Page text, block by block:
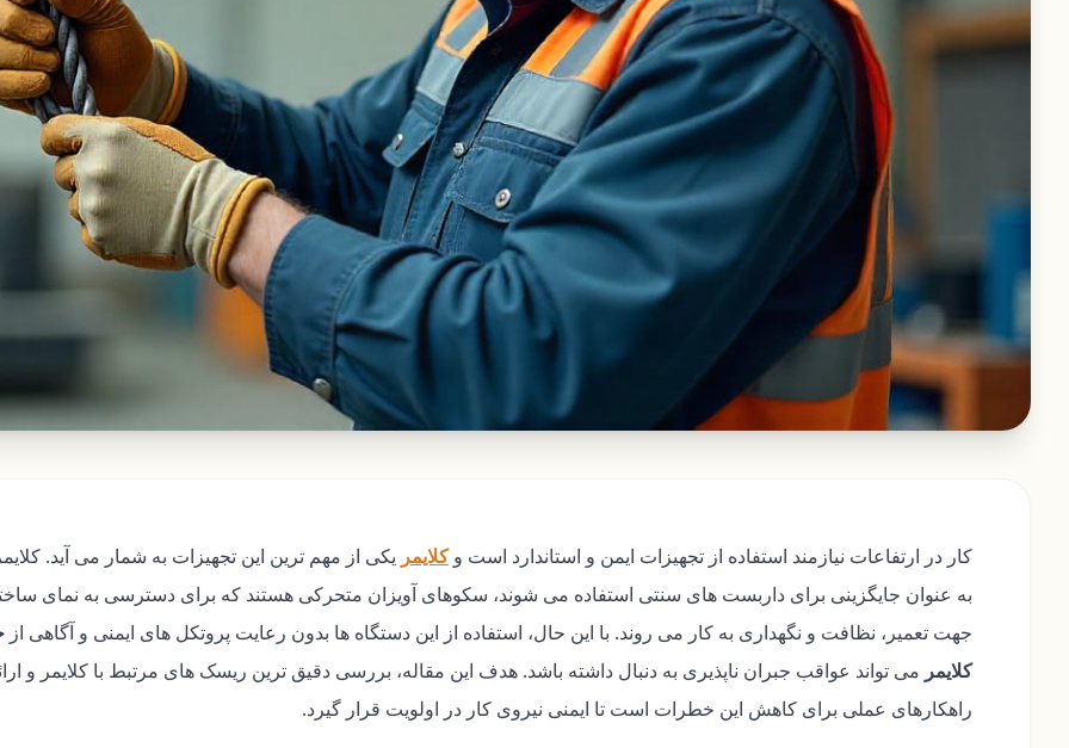
کار در ارتفاعات نیازمند استفاده از تجهیزات ایمن و استاندارد است وکلایمر یکی از مهم ترین این تجهیزات به شمار می آید.
به عنوان جایگزینی برای داربست های سنتی استفاده می شوند، سکوهای آویزان متحرکی هستند که برای دسترسی به نمای
جهت تعمیر، نظافت و نگهداری به کار می روند. با این حال، استفاده از این دستگاه ها بدون رعایت پروتکل های ایمنی و آگاهی از
کلایمر می تواند عواقب جبران ناپذیری به دنبال داشته باشد. هدف این مقاله، بررسی دقیق ترین ریسک های مرتبط با کلایمر و
راهکارهای عملی برای کاهش این خطرات است تا ایمنی نیروی کار در اولویت قرار گیرد.